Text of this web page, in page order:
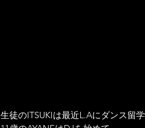
生徒のITSUKIは最近L.Aにダンス留学